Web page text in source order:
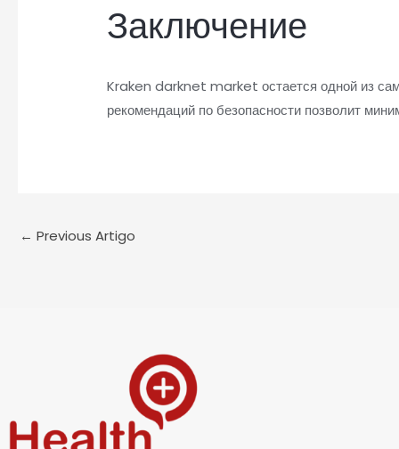
Заключение
Kraken darknet market остается одной из
рекомендаций по безопасности позволит
← Previous Artigo